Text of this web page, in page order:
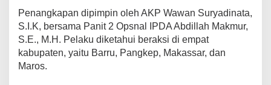
o
L
i
n
Penangkapan dipimpin oleh AKP Wawan Suryadinata,
S.I.K, bersama Panit 2 Opsnal IPDA Abdillah Makmur,
S.E., M.H. Pelaku diketahui beraksi di empat
kabupaten, yaitu Barru, Pangkep, Makassar, dan
Maros.